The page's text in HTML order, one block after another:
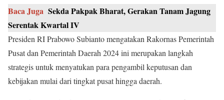
Baca Juga Sekda Pakpak Bharat, Gerakan Tanam Jagung
Serentak Kwartal IV
Presiden RI Prabowo Subianto mengatakan Rakornas Pemerintah
Pusat dan Pemerintah Daerah 2024 ini merupakan langkah
strategis untuk menyatukan para pengambil keputusan dan
kebijakan mulai dari tingkat pusat hingga daerah.